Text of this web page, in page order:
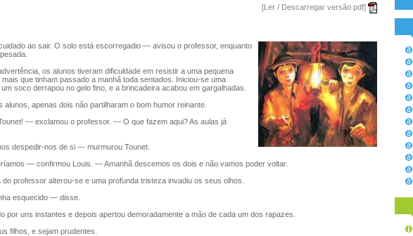
[Ler / Descarregar versão pdf]
ao sair. O solo está escorregadio — avisou o professor, enquanto
os alunos tiveram dificuldade em resistir a uma pequena
que tinham passado a manhã toda sentados. Iniciou-se uma
soco derrapou no gelo fino, e a brincadeira acabou em gargalhadas.
alunos, apenas dois não partilharam o bom humor reinante.
— exclamou o professor. — O que fazem aqui? As aulas já
despedir-nos de si — murmurou Tounet.
— confirmou Louis. — Amanhã descemos os dois e não vamos poder voltar.
do professor alterou-se e uma profunda tristeza invadiu os seus olhos.
esquecido — disse.
por uns instantes e depois apertou demoradamente a mão de cada um dos rapazes.
filhos, e sejam prudentes.